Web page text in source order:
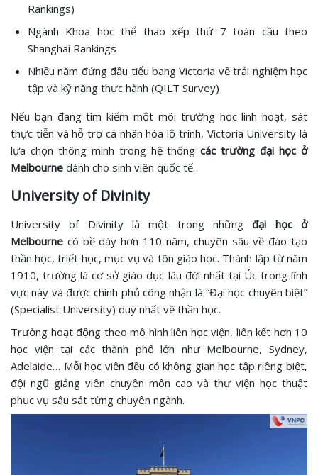
Rankings)
Ngành Khoa học thể thao xếp thứ 7 toàn cầu theo
Shanghai Rankings
Nhiều năm đứng đầu tiểu bang Victoria về trải nghiệm học
tập và kỹ năng thực hành (QILT Survey)
Nếu bạn đang tìm kiếm một môi trường học linh hoạt, sát
thực tiễn và hỗ trợ cá nhân hóa lộ trình, Victoria University là
lựa chọn thông minh trong hệ thốngcác trường đại học ở
Melbourne dành cho sinh viên quốc tế.
University of Divinity
University of Divinity là một trong những đại học ở
Melbourne có bề dày hơn 110 năm, chuyên sâu về đào tạo
thần học, triết học, mục vụ và tôn giáo học. Thành lập từ năm
1910, trường là cơ sở giáo dục lâu đời nhất tại Úc trong lĩnh
vực này và được chính phủ công nhận là “Đại học chuyên biệt”
(Specialist University) duy nhất về thần học.
Trường hoạt động theo mô hình liên học viện, liên kết hơn 10
học viện tại các thành phố lớn như Melbourne, Sydney,
Adelaide… Mỗi học viện đều có không gian học tập riêng biệt,
đội ngũ giảng viên chuyên môn cao và thư viện học thuật
phục vụ sâu sát từng chuyên ngành.